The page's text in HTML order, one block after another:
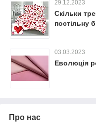
29.12.2023
Скільки
постільну
03.03.2023
Еволюція
Про нас